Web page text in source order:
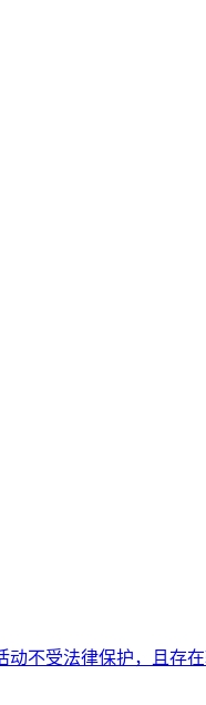
不受法律保护，且存